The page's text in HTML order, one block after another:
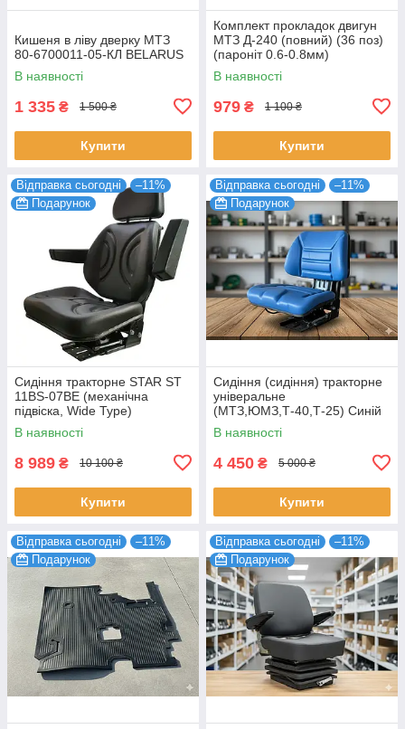
Кишеня в ліву дверку МТЗ
80-6700011-05-КЛ BELARUS
В наявності
1 335 ₴ 1 500 ₴
Купити
Комплект прокладок двигун
МТЗ Д-240 (повний) (36 поз)
(пароніт 0.6-0.8мм)
В наявності
979 ₴ 1 100 ₴
Купити
Відправка сьогодні
–11%
Подарунок
Сидіння тракторне STAR ST
11BS-07BE (механічна
підвіска, Wide Type)
В наявності
8 989 ₴ 10 100 ₴
Купити
Відправка сьогодні
–11%
Подарунок
Сидіння (сидіння) тракторне
універальне
(МТЗ,ЮМЗ,Т-40,Т-25) Синій
колір
В наявності
4 450 ₴ 5 000 ₴
Купити
Відправка сьогодні
–11%
Подарунок
Відправка сьогодні
–11%
Подарунок